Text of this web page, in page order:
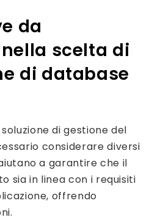
da
scelta di
di database
di gestione del
considerare diversi
a garantire che il
sia in linea con i requisiti
offrendo